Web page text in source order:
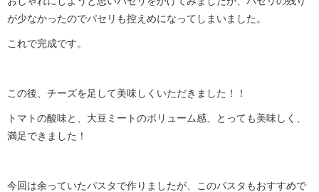
が少なかったのでパセリも控えめになってしまいました。
これで完成です。
この後、チーズを足して美味しくいただきました！！
トマトの酸味と、大豆ミートのボリューム感、とっても美味しく、
満足できました！
今回は余っていたパスタで作りましたが、このパスタもおすすめで